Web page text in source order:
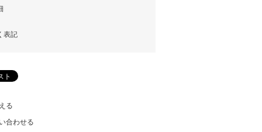
表記
る
合わせる